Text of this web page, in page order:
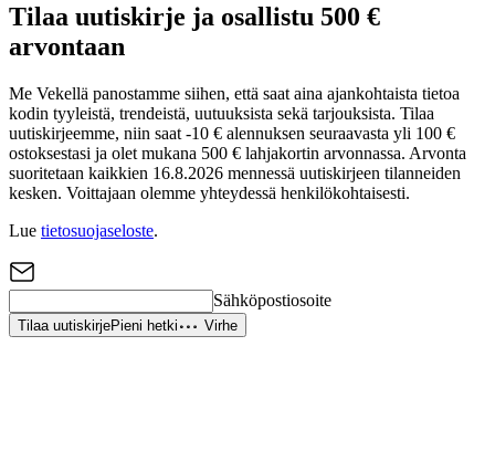
Tilaa uutiskirje ja osallistu 500 €
arvontaan
Me Vekellä panostamme siihen, että saat aina ajankohtaista tietoa
kodin tyyleistä, trendeistä, uutuuksista sekä tarjouksista. Tilaa
uutiskirjeemme, niin saat -10 € alennuksen seuraavasta yli 100 €
ostoksestasi ja olet mukana 500 € lahjakortin arvonnassa. Arvonta
suoritetaan kaikkien 16.8.2026 mennessä uutiskirjeen tilanneiden
kesken. Voittajaan olemme yhteydessä henkilökohtaisesti.
Lue tietosuojaseloste.
Sähköpostiosoite
Tilaa uutiskirjePieni hetki Virhe